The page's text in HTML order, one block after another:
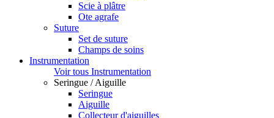
Scie à plâtre
Ote agrafe
Suture
Set de suture
Champs de soins
Instrumentation
Voir tous Instrumentation
Seringue / Aiguille
Seringue
Aiguille
Collecteur d'aiguilles